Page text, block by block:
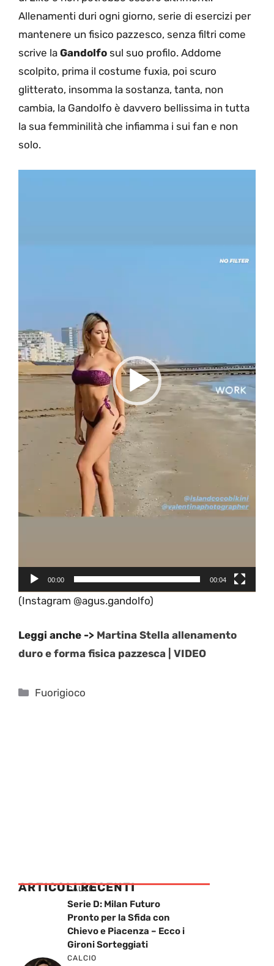
Allenamenti duri ogni giorno, serie di esercizi per
mantenere un fisico pazzesco, senza filtri come
scrive la Gandolfo sul suo profilo. Addome
scolpito, prima il costume fuxia, poi scuro
glitterato, insomma la sostanza, tanta, non
cambia, la Gandolfo è davvero bellissima in tutta
la sua femminilità che infiamma i sui fan e non
solo.
00:00 00:04
(Instagram @agus.gandolfo)
Leggi anche -> Martina Stella allenamento
duro e forma fisica pazzesca | VIDEO
Categorie
Fuorigioco
ARTICOLI RECENTI
CALCIO
Serie D: Milan Futuro
Pronto per la Sfida con
Chievo e Piacenza – Ecco i
Gironi Sorteggiati
CALCIO